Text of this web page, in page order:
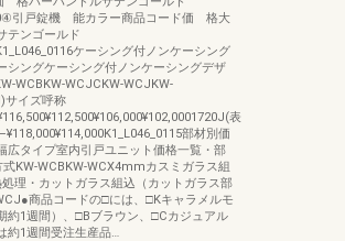
引戸錠機 能カラー商品コード価 格大
テンゴールド
ケーシング付ノンケーシング
シングケーシング付ノンケーシングデザ
WCBKW-WCJCKW-WCJKW-
サイズ呼称
表
部材別価
広タイプ室内引戸ユニット価格一覧・部
KW-WCBKW-WCX4mmカスミガラス組
理・カットガラス組込（カットガラス部
商品コードの□には、□Kキャラメルモ
約1週間）、□Bブラウン、□Cカジュアル
約1週間受注生産品…